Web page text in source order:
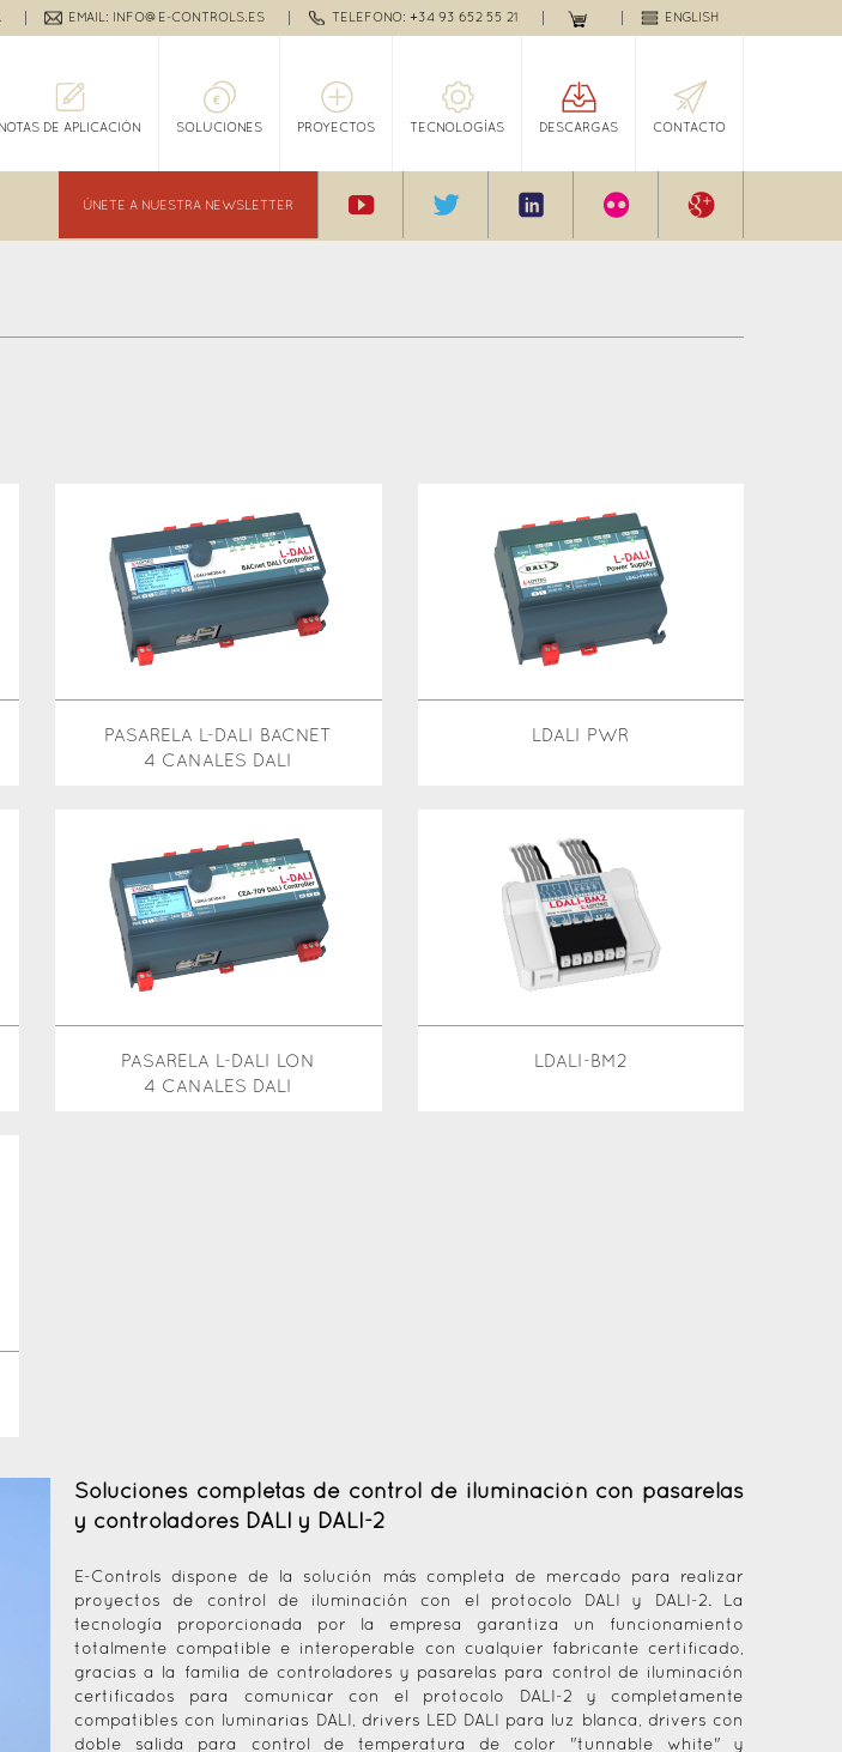
ENGLISH
EMAIL: INFO@E-CONTROLS.ES TELEFONO: +34 93 652 55 21
NOTAS DE APLICACIÓN SOLUCIONES PROYECTOS TECNOLOGÍAS DESCARGAS CONTACTO
ÚNETE A NUESTRA NEWSLETTER
PASARELA L-DALI BACNET
4 CANALES DALI
LDALI PWR
PASARELA L-DALI LON
4 CANALES DALI
LDALI-BM2
Soluciones completas de control de iluminación con pasarelas
y controladores DALI y DALI-2
E-Controls dispone de la solución más completa de mercado para realizar
proyectos de control de iluminación con el protocolo DALI y DALI-2. La
tecnología proporcionada por la empresa garantiza un funcionamiento
totalmente compatible e interoperable con cualquier fabricante certificado,
gracias a la familia de controladores y pasarelas para control de iluminación
certificados para comunicar con el protocolo DALI-2 y completamente
compatibles con luminarias DALI, drivers LED DALI para luz blanca, drivers con
doble salida para control de temperatura de color "tunnable white" y